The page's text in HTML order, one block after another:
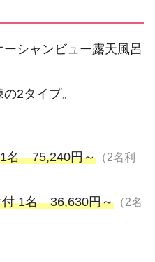
シャンビュー露天風呂
2タイプ。
名 75,240円～ （2名利
1名 36,630円～ （2名